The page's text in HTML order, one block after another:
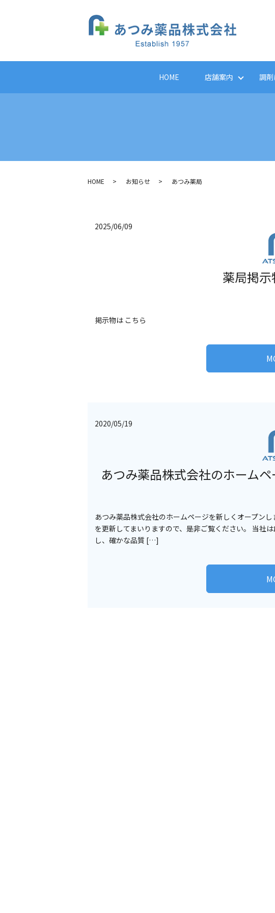
HOME 店舗案内 調
HOME お知らせ あつみ薬局
2025/06/09
薬局掲
掲示物は こちら
2020/05/19
あつみ薬品株式会社のホーム
あつみ薬品株式会社のホームページを新しくオープン
を更新してまいりますので、是非ご覧ください。 当社
し、確かな品質 […]